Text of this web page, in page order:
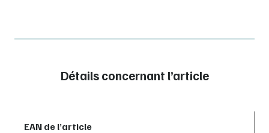
Détails concernant l’article
EAN de l’article